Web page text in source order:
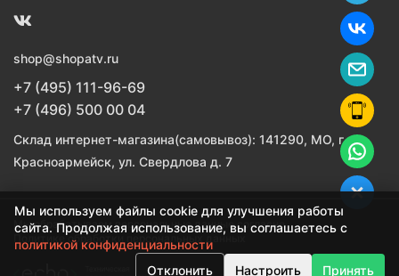
shop@shopatv.ru
+7 (495) 111-96-69
+7 (496) 500 00 04
Склад интернет-магазина(самовывоз): 141290, МО, г.
Красноармейск, ул. Свердлова д. 7
Мы обрабатываем персональные данные согласно
Политике обработки персональных данных
Мы используем файлы cookie для улучшения работы
сайта. Продолжая использование, вы соглашаетесь с
политикой конфиденциальности
Отклонить
Настроить Принять